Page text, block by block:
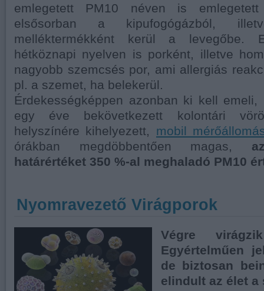
emlegetett PM10 néven is
elsősorban a kipufogógázból,
melléktermékként kerül a levegőbe.
hétköznapi nyelven is porként, illetve
nagyobb szemcsés por, ami allergiás
pl. a szemet, ha belekerül.
Érdekességképpen azonban ki kell
egy éve bekövetkezett kolontári
helyszínére kihelyezett, mobil
órákban megdöbbentően magas,
határértéket 350 %-al meghaladó PM10
Nyomravezető Virágporok
Végre
Egyértelműen
de biztosan
elindult az élet a